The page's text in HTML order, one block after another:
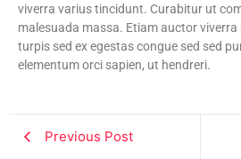
viverra varius tincidunt. Curabitur ut
malesuada massa. Etiam auctor
turpis sed ex egestas congue sed sed
elementum orci sapien, ut hendreri.
Previous Post